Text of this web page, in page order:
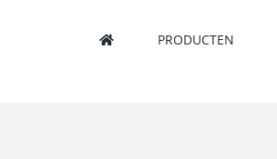
PRODUCTEN